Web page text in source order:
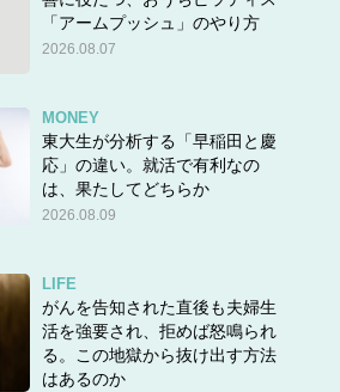
くありませんね。
来の力が発揮できないといわれてい
っちこっちに気持ちがばらけては、
まいそうです。
っかりと感謝の気持ちを持ってきれ
いですよ。
3：何枚ものカード類
は、ポイントカードの類のほか、ク
ます。
「アームプッシュ」のやり方
2026.08.07
MONEY
東大生が分析する「早稲田と慶
応」の違い。就活で有利なの
は、果たしてどちらか
2026.08.09
LIFE
がんを告知された直後も夫婦生
活を強要され、拒めば怒鳴られ
る。この地獄から抜け出す方法
はあるのか